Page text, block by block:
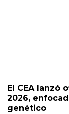
El CEA lanzó
2026,
genético